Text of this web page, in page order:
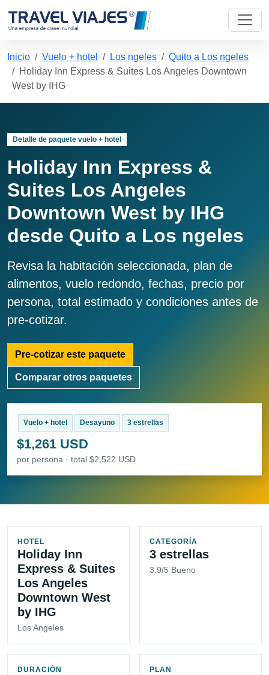
Inicio Vuelo + hotel Los ngeles
Quito a Los ngeles
Holiday Inn Express & Suites Los Angeles Downtown
West by IHG
Detalle de paquete vuelo + hotel
Holiday Inn Express &
Suites Los Angeles
Downtown West by IHG
desde Quito a Los ngeles
Revisa la habitación seleccionada, plan de
alimentos, vuelo redondo, fechas, precio por
persona, total estimado y condiciones antes de
pre-cotizar.
Pre-cotizar este paquete
Comparar otros paquetes
Vuelo + hotel Desayuno 3 estrellas
$1,261 USD
por persona · total $2,522 USD
HOTEL
Holiday Inn
Express & Suites
Los Angeles
Downtown West
by IHG
Los Angeles
CATEGORÍA
3 estrellas
3.9/5 Bueno
DURACIÓN PLAN